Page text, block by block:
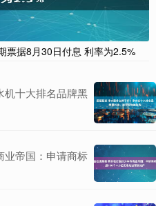
票据8月30日付息 利率为2.5%
机十大排名品牌黑
业帝国：申请商标